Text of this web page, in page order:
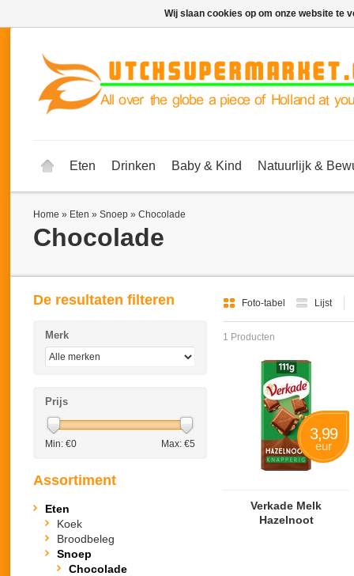
Eten Drinken Baby & Kind Natuurlijk &
Home » Eten » Snoep » Chocolade
Chocolade
Foto-tabel Lijst
1 Producten
3,99
eur
Verkade Melk
Hazelnoot
De resultaten filteren
Merk
Prijs
Min: €0 Max: €5
Assortiment
Eten
Koek
Broodbeleg
Snoep
Chocolade
Wij slaan cookies op om onze website te